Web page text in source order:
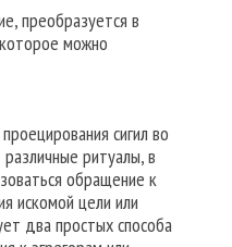
преобразуется в
можно
сигил во
ритуалы, в
обращение к
искомой цели или
два простых способа